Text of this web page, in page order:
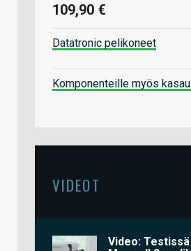
109,90 €
Datatronic pelikoneet
Komponenteille myös
VIDEOT
Video: